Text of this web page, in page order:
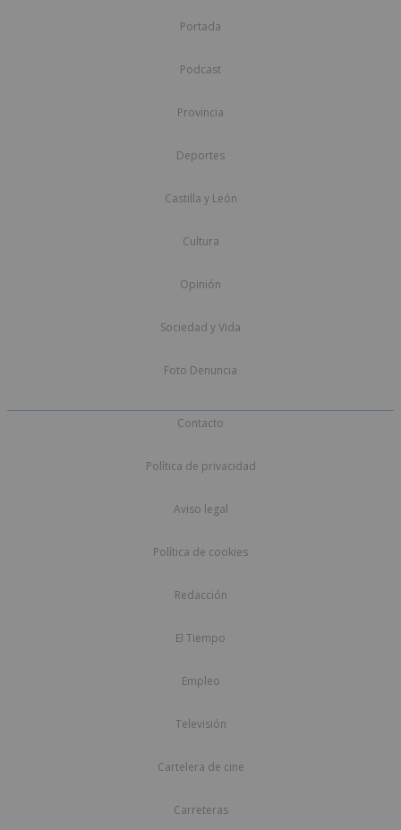
Portada
Podcast
Provincia
Deportes
Castilla y León
Cultura
Opinión
Sociedad y Vida
Foto Denuncia
Contacto
Política de privacidad
Aviso legal
Política de cookies
Redacción
El Tiempo
Empleo
Televisión
Cartelera de cine
Carreteras